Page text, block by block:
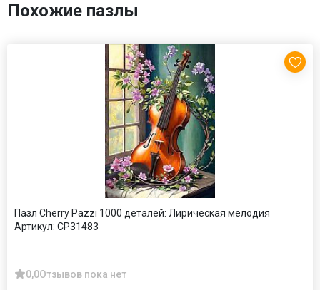
Похожие пазлы
Пазл Cherry Pazzi 1000 деталей: Лирическая мелодия
Артикул: CP31483
0,0Отзывов пока нет